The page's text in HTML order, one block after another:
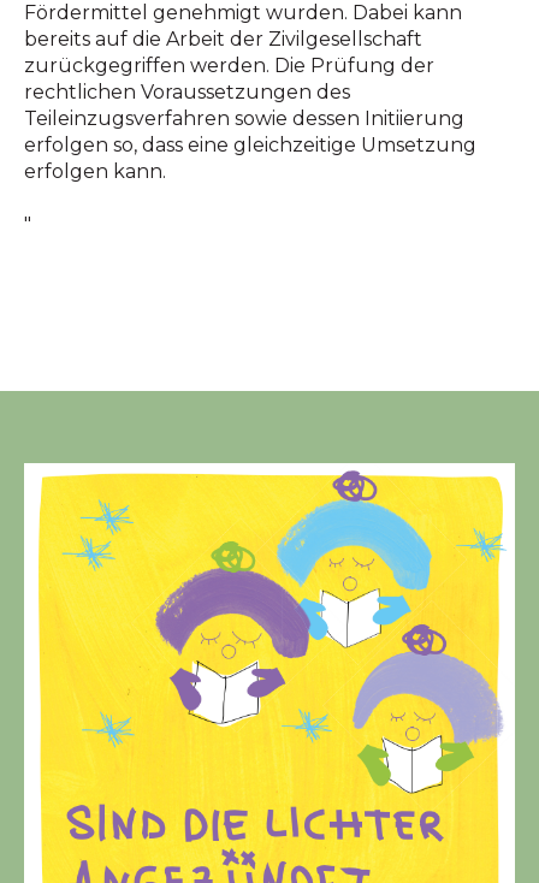
Fördermittel genehmigt wurden. Dabei kann
bereits auf die Arbeit der Zivilgesellschaft
zurückgegriffen werden. Die Prüfung der
rechtlichen Voraussetzungen des
Teileinzugsverfahren sowie dessen Initiierung
erfolgen so, dass eine gleichzeitige Umsetzung
erfolgen kann.
"